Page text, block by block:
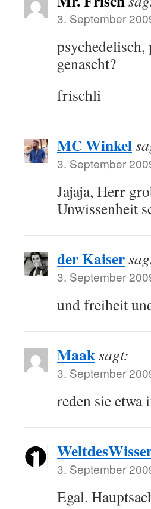
3. September
genascht?
frischli
MC Winkel
3. September
Jajaja, Herr
Unwissenheit
der Kaiser
3. September
und freiheit
Maaksagt:
3. September
reden sie etwa
3. September
Egal.